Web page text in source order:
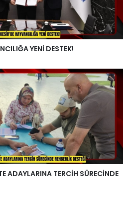
YENİ DESTEK!
ADAYLARINA TERCİH SÜRECİNDE